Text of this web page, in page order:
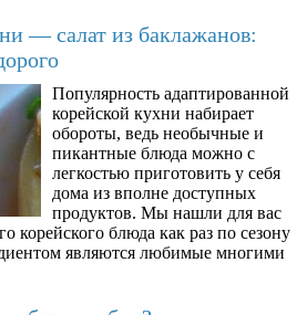
— салат из баклажанов:
Популярность адаптированной
корейской кухни набирает
обороты, ведь необычные и
пикантные блюда можно с
легкостью приготовить у себя
дома из вполне доступных
продуктов. Мы нашли для вас
корейского блюда как раз по сезону
являются любимые многими